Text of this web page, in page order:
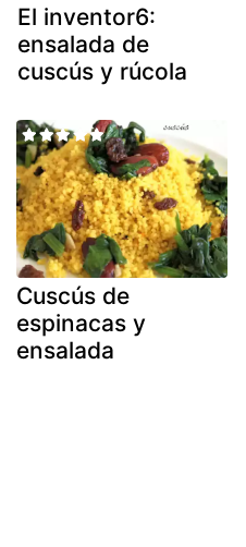
El inventor6:
ensalada de
cuscús y rúcola
Cuscús de
espinacas y
ensalada